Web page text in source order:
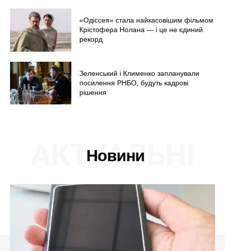
Економіка
Політика
Світ
Війна
«Одіссея» стала найкасовішим фільмом
Крістофера Нолана — і це не єдиний
рекорд
Зеленський і Клименко запланували
посилення РНБО, будуть кадрові
рішення
Новини
АКТУАЛЬНІ